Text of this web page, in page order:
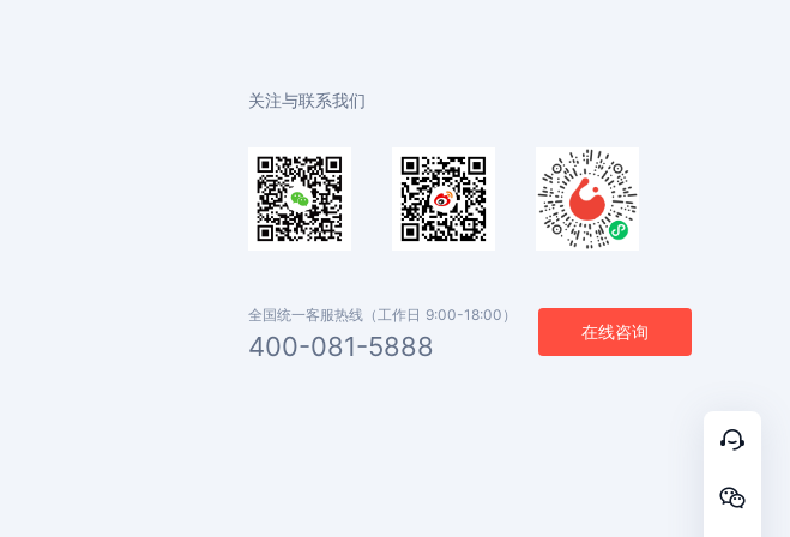


关注与联系我们
全国统一客服热线（工作日 9:00-18:00）
400-081-5888 在线咨询